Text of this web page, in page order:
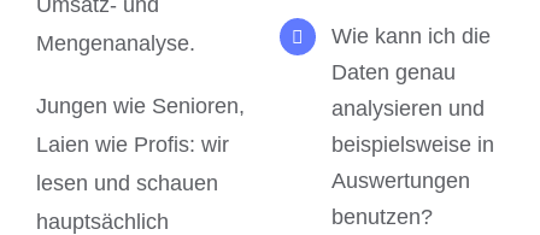
Mengenanalyse.
Jungen wie Senioren,
Laien wie Profis: wir
lesen und schauen
hauptsächlich
Wie kann ich die
Daten genau
analysieren und
beispielsweise in
Auswertungen
benutzen?